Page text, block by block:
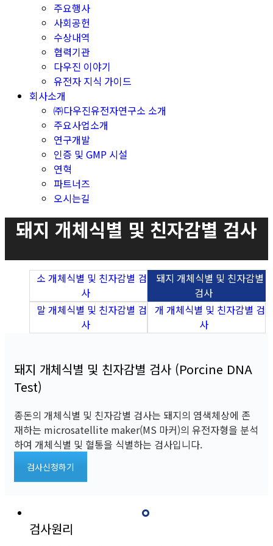
주요행사
사회공헌
수상내역
협력기관
다우진 이야기
유전자 지식 가이드
회사소개
㈜다우진유전자연구소 소개
주요사업소개
연구개발
인증 및 GMP 시설
연혁
파트너즈
오시는길
돼지 개체식별 및 친자감별 검사
소 개체식별 및 친자감별 검
사
돼지 개체식별 및 친자감별
검사
말 개체식별 및 친자감별 검
사
개 개체식별 및 친자감별 검
사
돼지 개체식별 및 친자감별 검사 (Porcine DNA
Test)
종돈의 개체식별 및 친자감별 검사는 돼지의 염색체상에 존
재하는 microsatellite maker(MS 마커)의 유전자형을 분석
하여 개체식별 및 혈통을 식별하는 검사입니다.
검사신청하기
검사원리